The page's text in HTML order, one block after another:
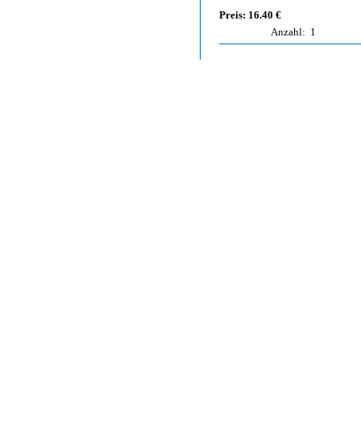
Preis: 16.40 €
Anzahl: 1